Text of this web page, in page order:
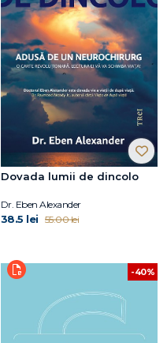
Dovada lumii de dincolo
Dr. Eben Alexander
38.5 lei 55.00 lei
-40%